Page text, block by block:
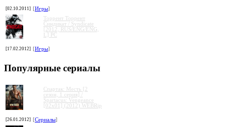
[02.10.2011] [Игры]
Торрент Торрент
Cиндикат / Syndicate
[2012, RUS/ENG/ENG,
L] PC
[17.02.2012] [Игры]
Популярные сериалы
Спартак: Месть [2
сезон, 1 серия] /
Spartacus: Vengeance
[02x01] (2012) WEBRip
[26.01.2012] [Сериалы]